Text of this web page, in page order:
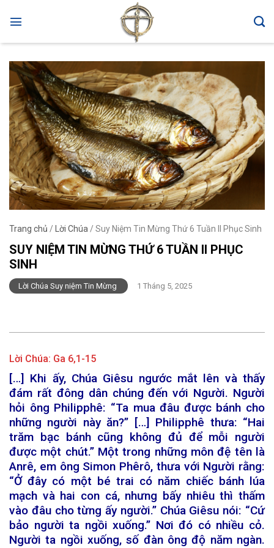
Trang chủ / Lời Chúa / Suy Niệm Tin Mừng Thứ 6 Tuần II Phục Sinh
SUY NIỆM TIN MỪNG THỨ 6 TUẦN II PHỤC
SINH
Lời Chúa Suy niệm Tin Mừng 1 Tháng 5, 2025
Lời Chúa: Ga 6,1-15
[…] Khi ấy, Chúa Giêsu ngước mắt lên và thấy
đám rất đông dân chúng đến với Người. Người
hỏi ông Philipphê: “Ta mua đâu được bánh cho
những người này ăn?” […] Philipphê thưa: “Hai
trăm bạc bánh cũng không đủ để mỗi người
được một chút.” Một trong những môn đệ tên là
Anrê, em ông Simon Phêrô, thưa với Người rằng:
“Ở đây có một bé trai có năm chiếc bánh lúa
mạch và hai con cá, nhưng bấy nhiêu thì thấm
vào đâu cho từng ấy người.” Chúa Giêsu nói: “Cứ
bảo người ta ngồi xuống.” Nơi đó có nhiều cỏ.
Người ta ngồi xuống, số đàn ông độ năm ngàn.